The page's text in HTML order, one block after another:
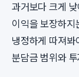
과거보다 크게
이익을 보장하지
냉정하게 따져봐
분담금 범위와